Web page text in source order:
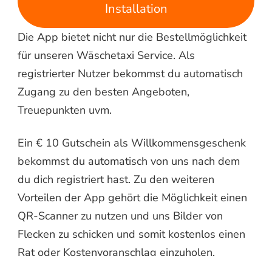
Installation
Die App bietet nicht nur die Bestellmöglichkeit
für unseren Wäschetaxi Service. Als
registrierter Nutzer bekommst du automatisch
Zugang zu den besten Angeboten,
Treuepunkten uvm.
Ein € 10 Gutschein als Willkommensgeschenk
bekommst du automatisch von uns nach dem
du dich registriert hast. Zu den weiteren
Vorteilen der App gehört die Möglichkeit einen
QR-Scanner zu nutzen und uns Bilder von
Flecken zu schicken und somit kostenlos einen
Rat oder Kostenvoranschlag einzuholen.